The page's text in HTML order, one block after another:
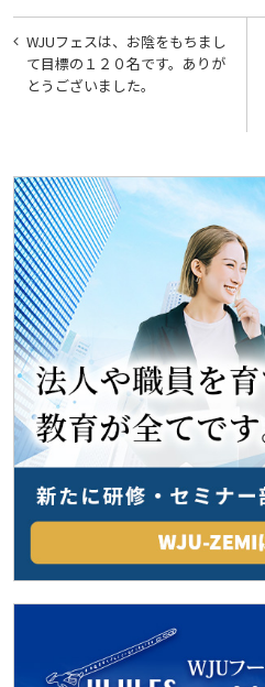
投
稿
ナ
ゲ
ー
シ
ョ
ン
WJUフェスは、お陰をもちまし
て目標の１２０名です。ありが
とうございました。